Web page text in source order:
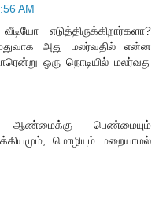
AM
எடுத்திருக்கிறார்களா?
அது மலர்வதில் என்ன
ஒரு நொடியில் மலர்வது
ஆண்மைக்கு பெண்மையும்
மொழியும் மறையாமல்